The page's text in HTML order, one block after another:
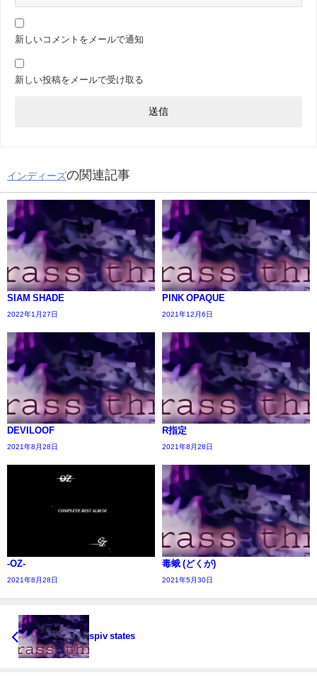
新しいコメントをメールで通知
新しい投稿をメールで受け取る
インディーズの関連記事
SIAM SHADE
2022年1月27日
PINK OPAQUE
2021年12月6日
DEVILOOF
2021年8月28日
R指定
2021年8月28日
-OZ-
2021年8月28日
毒蛾 (どくが)
2021年5月30日
spiv states